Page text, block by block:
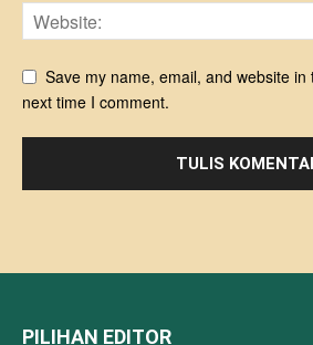
Save my name, email, and website
next time I comment.
PILIHAN EDITOR